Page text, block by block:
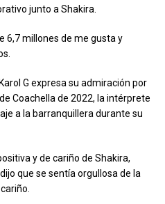
junto a Shakira.
6,7 millones de me gusta y
G expresa su admiración por
Coachella de 2022, la intérprete
a la barranquillera durante su
y de cariño de Shakira,
que se sentía orgullosa de la